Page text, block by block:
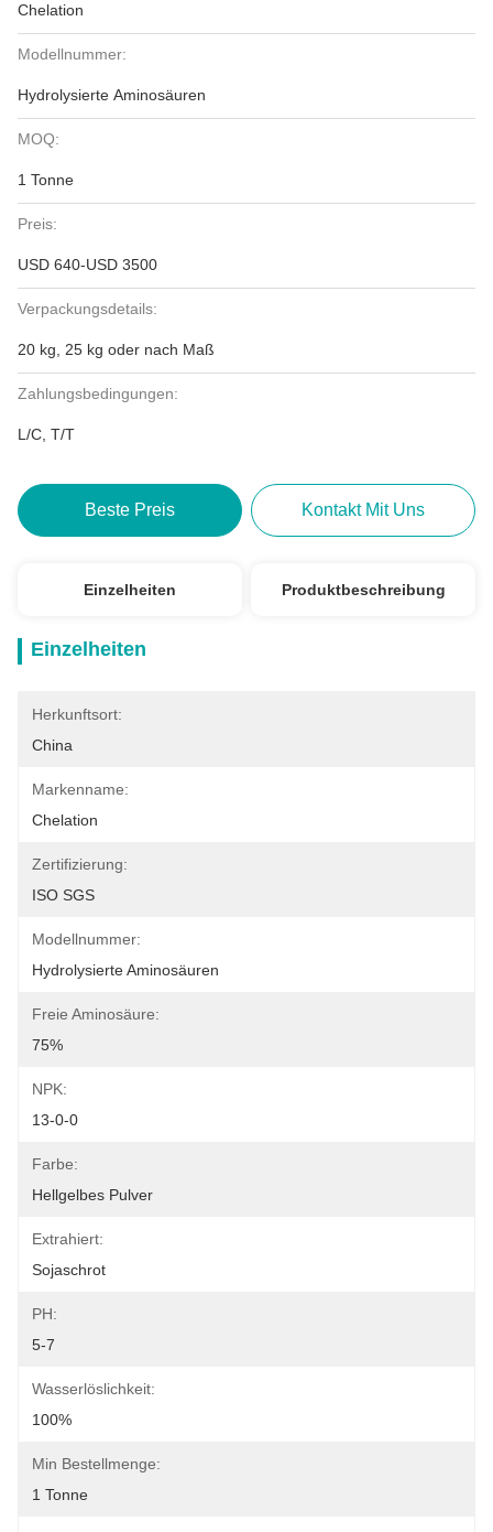
Chelation
Modellnummer:
Hydrolysierte Aminosäuren
MOQ:
1 Tonne
Preis:
USD 640-USD 3500
Verpackungsdetails:
20 kg, 25 kg oder nach Maß
Zahlungsbedingungen:
L/C, T/T
Beste Preis Kontakt Mit Uns
Einzelheiten Produktbeschreibung
Einzelheiten
Herkunftsort:
China
Markenname:
Chelation
Zertifizierung:
ISO SGS
Modellnummer:
Hydrolysierte Aminosäuren
Freie Aminosäure:
75%
NPK:
13-0-0
Farbe:
Hellgelbes Pulver
Extrahiert:
Sojaschrot
PH:
5-7
Wasserlöslichkeit:
100%
Min Bestellmenge:
1 Tonne